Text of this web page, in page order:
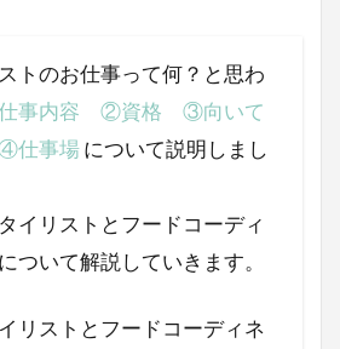
トのお仕事って何？と思わ
事内容 ②資格
③向いて
仕事場について説明しまし
イリストとフードコーディ
ついて解説していきます。
リストとフードコーディネ
日清 日本食研
新商品
だバーベキュー
ぐるなび
月 おつまみ
おせち
wordpress